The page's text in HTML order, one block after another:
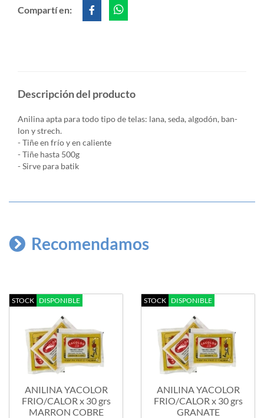
Compartí en:
Descripción del producto
Anilina apta para todo tipo de telas: lana, seda, algodón, ban-
lon y strech.
- Tiñe en frío y en caliente
- Tiñe hasta 500g
- Sirve para batik
Recomendamos
STOCK DISPONIBLE
ANILINA YACOLOR
FRIO/CALOR x 30 grs
MARRON COBRE
STOCK DISPONIBLE
ANILINA YACOLOR
FRIO/CALOR x 30 grs
GRANATE